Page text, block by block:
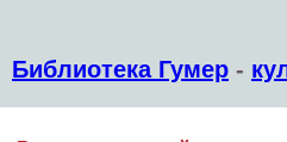
Библиотека Гумер -